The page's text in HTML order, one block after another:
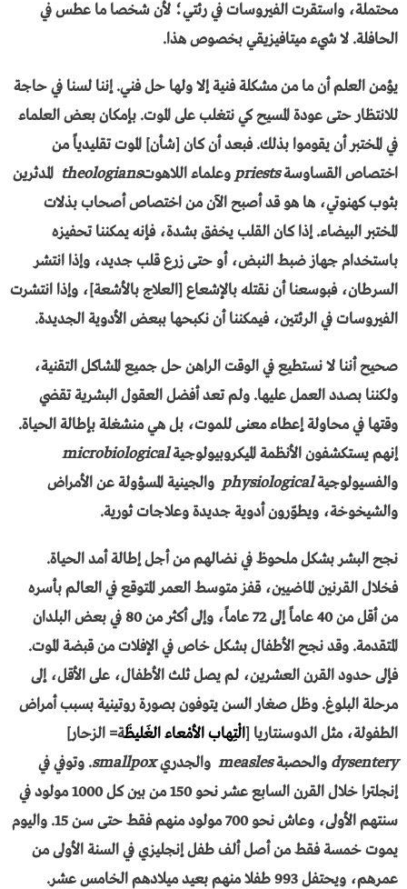
محتملة، واستقرت الفيروسات في رئتي؛ لأن شخصا ما عطس في
الحافلة. لا شيء ميتافيزيقي بخصوص هذا.
يؤمن العلم أن ما من مشكلة فنية إلا ولها حل فني. إننا لسنا في حاجة
للانتظار حتى عودة المسيح كي نتغلب على الموت. بإمكان بعض العلماء
في المختبر أن يقوموا بذلك. فبعد أن كان [شأن] الموت تقليدياً من
اختصاص القساوسةpriests وعلماء اللاهوتtheologians المدثرين
بثوب كهنوتي، ها هو قد أصبح الآن من اختصاص أصحاب بذلات
المختبر البيضاء. إذا كان القلب يخفق بشدة، فإنه يمكننا تحفيزه
باستخدام جهاز ضبط النبض، أو حتى زرع قلب جديد، وإذا انتشر
السرطان، فبوسعنا أن نقتله بالإشعاع [العلاج بالأشعة]، وإذا انتشرت
الفيروسات في الرئتين، فيمكننا أن نكبحها ببعض الأدوية الجديدة.
صحيح أننا لا نستطيع في الوقت الراهن حل جميع المشاكل التقنية،
ولكننا بصدد العمل عليها. ولم تعد أفضل العقول البشرية تقضي
وقتها في محاولة إعطاء معنى للموت، بل هي منشغلة بإطالة الحياة.
إنهم يستكشفون الأنظمة الميكروبيولوجيةmicrobiological
والفسيولوجيةphysiological والجينية المسؤولة عن الأمراض
والشيخوخة، ويطوّرون أدوية جديدة وعلاجات ثورية.
نجح البشر بشكل ملحوظ في نضالهم من أجل إطالة أمد الحياة.
فخلال القرنين الماضيين، قفز متوسط العمر المتوقع في العالم بأسره
من أقل من 40 عاماً إلى 72 عاماً، وإلى أكثر من 80 في بعض البلدان
المتقدمة. وقد نجح الأطفال بشكل خاص في الإفلات من قبضة الموت.
فإلى حدود القرن العشرين، لم يصل ثلث الأطفال، على الأقل، إلى
مرحلة البلوغ. وظل صغار السن يتوفون بصورة روتينية بسبب أمراض
الطفولة، مثل الدوسنتاريا [الْتِهاب الأمْعاء الغَليظَة= الزحار]
dysentery والحصبةmeasles والجدريsmallpox. وتوفي في
إنجلترا خلال القرن السابع عشر نحو 150 من بين كل 1000 مولود في
سنتهم الأولى، وعاش نحو 700 مولود منهم فقط حتى سن 15. واليوم
يموت خمسة فقط من أصل ألف طفل إنجليزي في السنة الأولى من
عمرهم، ويحتفل 993 طفلا منهم بعيد ميلادهم الخامس عشر.